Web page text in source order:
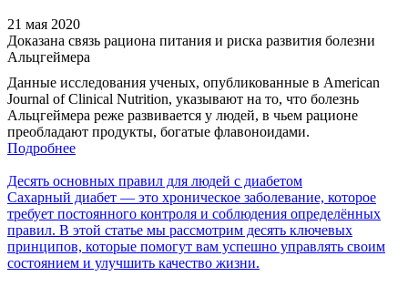
21 мая 2020
Доказана связь рациона питания и риска развития болезни
Альцгеймера
Данные исследования ученых, опубликованные в American
Journal of Clinical Nutrition, указывают на то, что болезнь
Альцгеймера реже развивается у людей, в чьем рационе
преобладают продукты, богатые флавоноидами.
Подробнее
Десять основных правил для людей с диабетом
Сахарный диабет — это хроническое заболевание, которое
требует постоянного контроля и соблюдения определённых
правил. В этой статье мы рассмотрим десять ключевых
принципов, которые помогут вам успешно управлять своим
состоянием и улучшить качество жизни.